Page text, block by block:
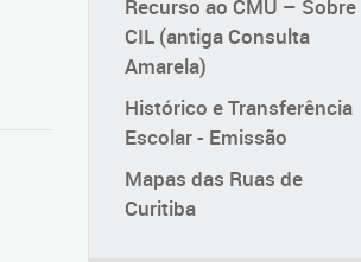
Recurso ao CMU – Sobre
CIL (antiga Consulta
Amarela)
Histórico e Transferência
Escolar - Emissão
Mapas das Ruas de
Curitiba